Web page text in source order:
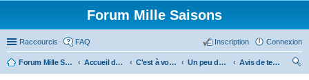
Forum Mille Saisons
Raccourcis FAQ Connexion
Inscription
Forum Mille Saisons Accueil du forum C'est à vous ! Un peu de culture...
Avis de tempête